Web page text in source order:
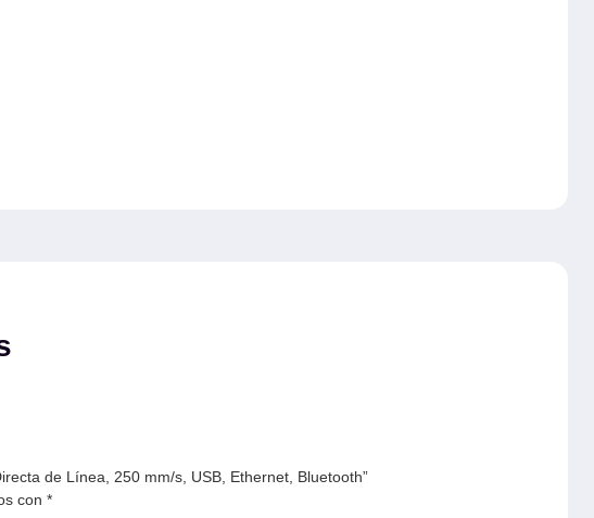
de Línea, 250 mm/s, USB, Ethernet, Bluetooth”
con *